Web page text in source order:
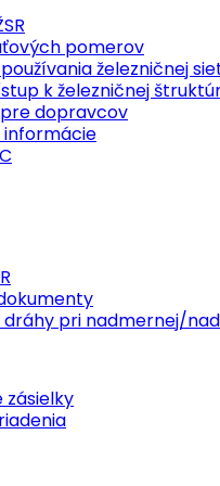
pomerov
železničnej
k železničnej
dopravcov
dráhy pri nadmernej/
zásielky